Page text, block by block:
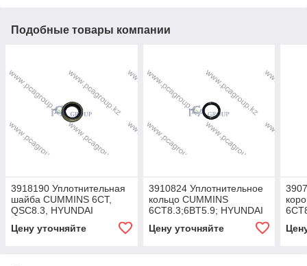
Подобные товары компании
3918190 Уплотнительная
шайба CUMMINS 6CT,
QSC8.3, HYUNDAI
R320LC-7
Цену уточняйте
3910824 Уплотнительное
кольцо CUMMINS
6CT8.3;6BT5.9; HYUNDAI
Цену уточняйте